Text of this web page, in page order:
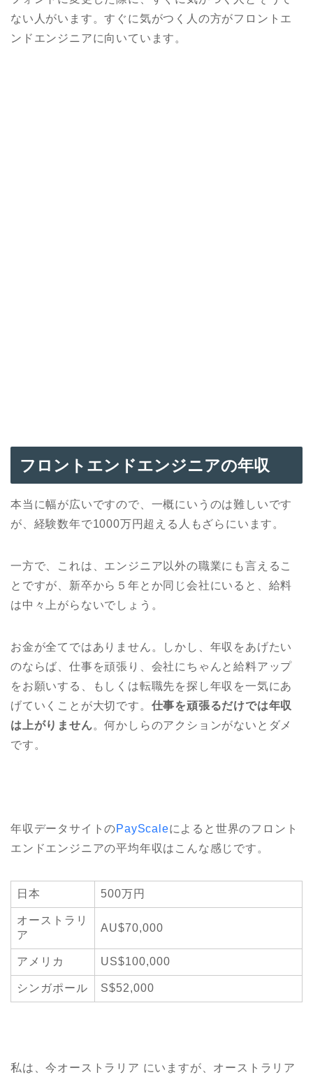
ない人がいます。すぐに気がつく人の方がフロントエ
ンドエンジニアに向いています。
フロントエンドエンジニアの年収
本当に幅が広いですので、一概にいうのは難しいです
が、経験数年で1000万円超える人もざらにいます。
一方で、これは、エンジニア以外の職業にも言えるこ
とですが、新卒から５年とか同じ会社にいると、給料
は中々上がらないでしょう。
お金が全てではありません。しかし、年収をあげたい
のならば、仕事を頑張り、会社にちゃんと給料アップ
をお願いする、もしくは転職先を探し年収を一気にあ
げていくことが大切です。 仕事を頑張るだけでは年収
は上がりません。何かしらのアクションがないとダメ
です。
年収データサイトのPayScaleによると世界のフロント
エンドエンジニアの平均年収はこんな感じです。
日本 500万円
オーストラリ
ア
AU$70,000
アメリカ US$100,000
シンガポール S$52,000
私は、今オーストラリア にいますが、オーストラリア